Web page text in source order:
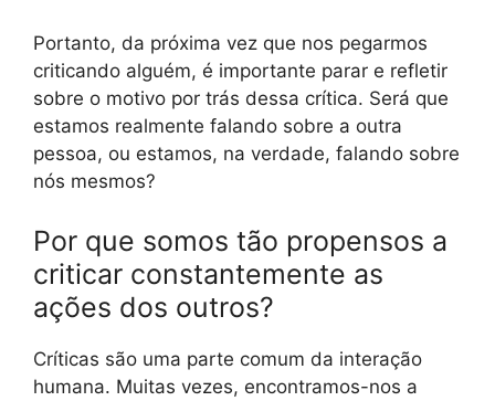
Portanto, da próxima vez que nos pegarmos
criticando alguém, é importante parar e refletir
sobre o motivo por trás dessa crítica. Será que
estamos realmente falando sobre a outra
pessoa, ou estamos, na verdade, falando sobre
nós mesmos?
Por que somos tão propensos a
criticar constantemente as
ações dos outros?
Críticas são uma parte comum da interação
humana. Muitas vezes, encontramos-nos a